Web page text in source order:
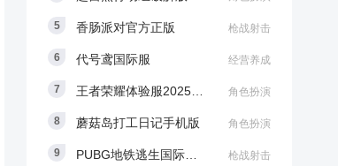
香肠派对官方正版 枪战射击
代号鸢国际服 经营养成
角色扮演
蘑菇岛打工日记手机版 角色扮演
枪战射击